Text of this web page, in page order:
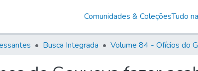
Comunidades & ColeçõesTudo
Busca Integrada